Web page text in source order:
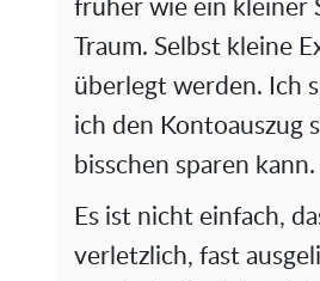
früher wie ein kleiner
Traum. Selbst kleine
überlegt werden. Ich
ich den Kontoauszug
bisschen sparen kann.
Es ist nicht einfach,
verletzlich, fast